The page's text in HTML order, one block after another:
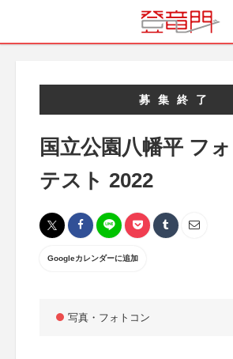
募集終了
国立公園八幡平 フ
テスト 2022
Googleカレンダーに追加
写真・フォトコン